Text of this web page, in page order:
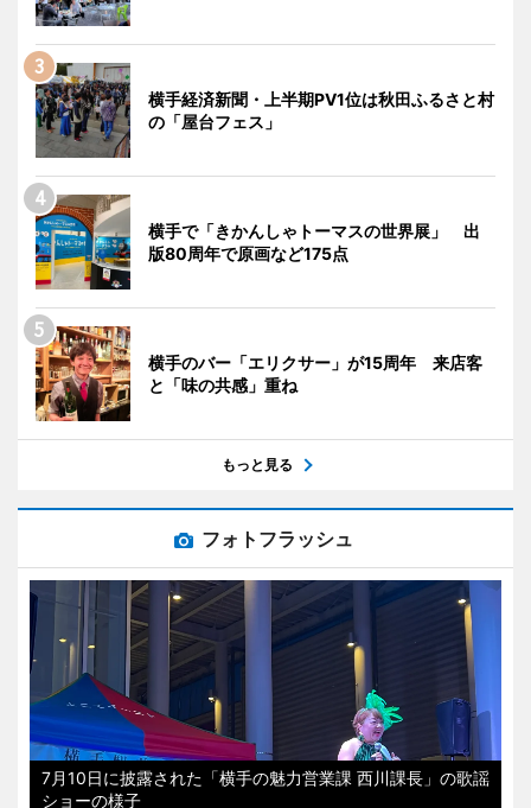
横手経済新聞・上半期PV1位は秋田ふるさと村
の「屋台フェス」
横手で「きかんしゃトーマスの世界展」 出
版80周年で原画など175点
横手のバー「エリクサー」が15周年 来店客
と「味の共感」重ね
もっと見る
フォトフラッシュ
7月10日に披露された「横手の魅力営業課 西川課長」の歌謡
ショーの様子